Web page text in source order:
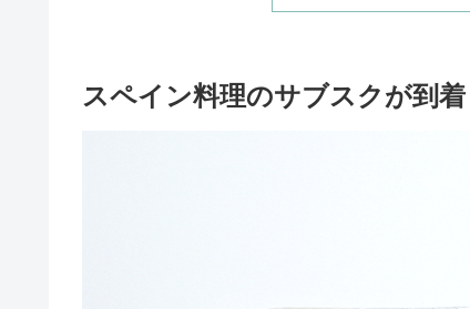
スペイン料理のサブスクが到着